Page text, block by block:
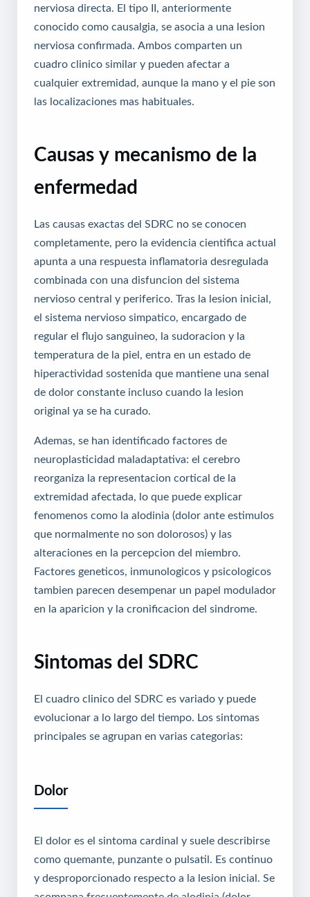
nerviosa directa. El tipo II, anteriormente
conocido como causalgia, se asocia a una lesion
nerviosa confirmada. Ambos comparten un
cuadro clinico similar y pueden afectar a
cualquier extremidad, aunque la mano y el pie son
las localizaciones mas habituales.
Causas y mecanismo de la
enfermedad
Las causas exactas del SDRC no se conocen
completamente, pero la evidencia cientifica actual
apunta a una respuesta inflamatoria desregulada
combinada con una disfuncion del sistema
nervioso central y periferico. Tras la lesion inicial,
el sistema nervioso simpatico, encargado de
regular el flujo sanguineo, la sudoracion y la
temperatura de la piel, entra en un estado de
hiperactividad sostenida que mantiene una senal
de dolor constante incluso cuando la lesion
original ya se ha curado.
Ademas, se han identificado factores de
neuroplasticidad maladaptativa: el cerebro
reorganiza la representacion cortical de la
extremidad afectada, lo que puede explicar
fenomenos como la alodinia (dolor ante estimulos
que normalmente no son dolorosos) y las
alteraciones en la percepcion del miembro.
Factores geneticos, inmunologicos y psicologicos
tambien parecen desempenar un papel modulador
en la aparicion y la cronificacion del sindrome.
Sintomas del SDRC
El cuadro clinico del SDRC es variado y puede
evolucionar a lo largo del tiempo. Los sintomas
principales se agrupan en varias categorias:
Dolor
El dolor es el sintoma cardinal y suele describirse
como quemante, punzante o pulsatil. Es continuo
y desproporcionado respecto a la lesion inicial. Se